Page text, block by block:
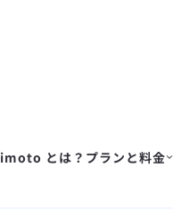
とは？ プランと料金